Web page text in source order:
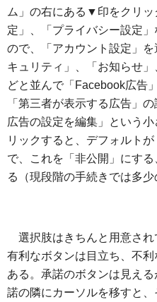
ム」の右にある▼印をクリ
定」、「プライバシー設定
ので、「アカウント設定」
キュリティ」、「お知らせ
どと並んで「Facebook広告
「第三者が表示する広告」
広告の設定を編集」という
リックすると、デフォルト
で、これを「非公開」にす
る（現段階の手続きでは多少
選択肢はきちんと用意さ
有利なボタンは目立ち、不
ある。承諾のボタンは見え
諾の隣にカーソルを移すと